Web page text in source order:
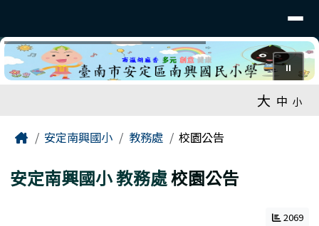
⏸
大 中 小
Home安定南興國小 教務處 校園公告
安定南興國小教務處校園公告
2069